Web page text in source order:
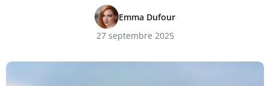
Emma Dufour
27 septembre 2025